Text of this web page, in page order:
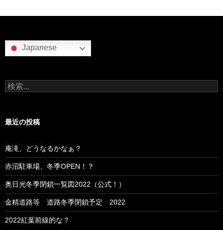
Japanese
検
索:
最近の投稿
庵滝、どうなるかなぁ？
赤沼駐車場、冬季OPEN！？
奥日光冬季閉鎖一覧図2022（公式！）
金精道路等 道路冬季閉鎖予定 2022
2022紅葉前線的な？